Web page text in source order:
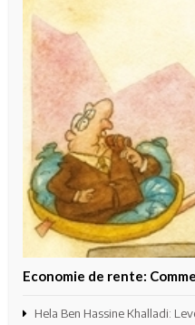
Economie de rente:
Hela Ben Hassine Khalladi: